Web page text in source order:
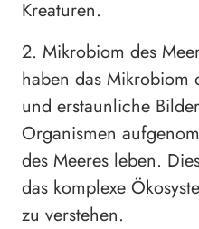
Kreaturen.
2. Mikrobiom des
haben das Mikrobiom
und erstaunliche
Organismen
des Meeres leben.
das komplexe
zu verstehen.